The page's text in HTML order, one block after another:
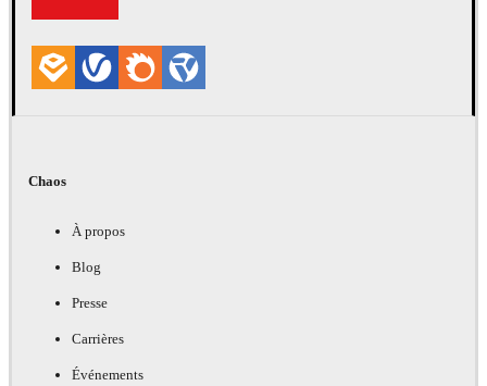
Chaos
À propos
Blog
Presse
Carrières
Événements